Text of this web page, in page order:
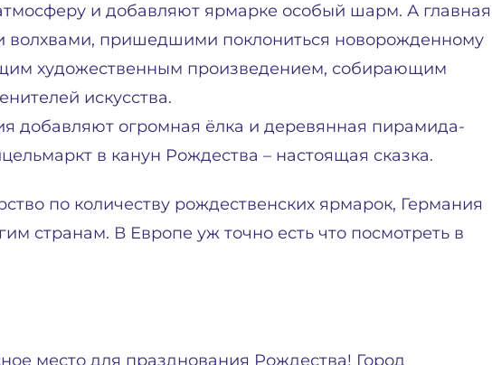
и добавляют ярмарке особый шарм. А главная
волхвами, пришедшими поклониться новорожденному
художественным произведением, собирающим
искусства.
добавляют огромная ёлка и деревянная пирамида-
в канун Рождества – настоящая сказка.
по количеству рождественских ярмарок, Германия
странам. В Европе уж точно есть что посмотреть в
место для празднования Рождества! Город